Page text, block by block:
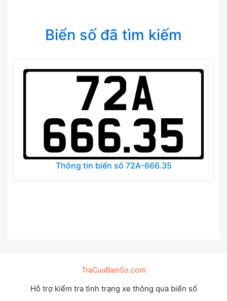
Biển số đã tìm kiếm
Thông tin biển số 72A-666.35
TraCuuBienSo.com
Hỗ trợ kiểm tra tình trạng xe thông qua biển số